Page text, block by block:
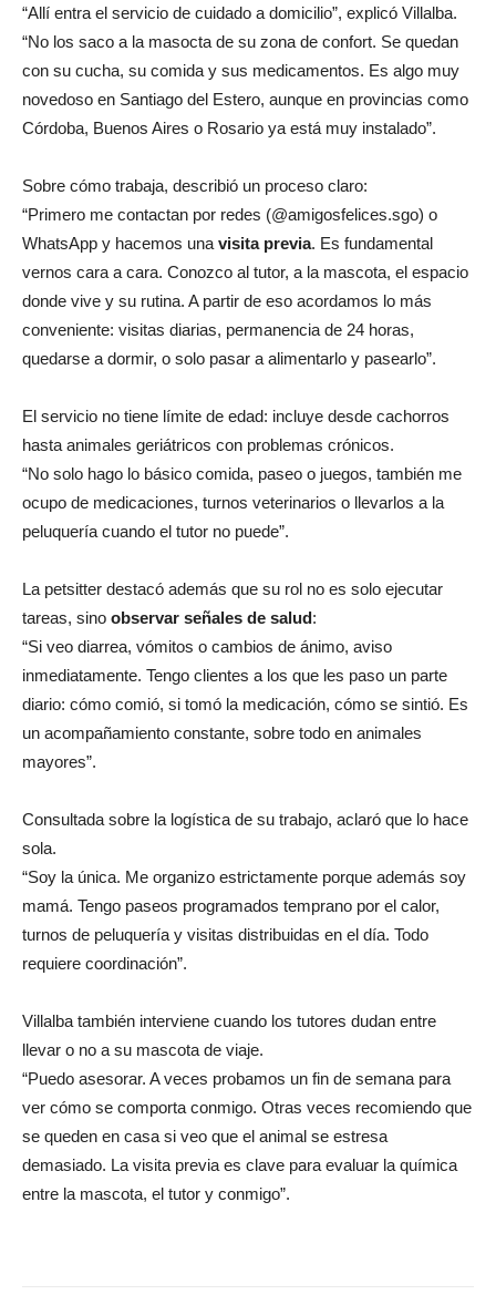
“Allí entra el servicio de cuidado a domicilio”, explicó Villalba.
“No los saco a la masocta de su zona de confort. Se quedan
con su cucha, su comida y sus medicamentos. Es algo muy
novedoso en Santiago del Estero, aunque en provincias como
Córdoba, Buenos Aires o Rosario ya está muy instalado”.
Sobre cómo trabaja, describió un proceso claro:
“Primero me contactan por redes (@amigosfelices.sgo) o
WhatsApp y hacemos una visita previa. Es fundamental
vernos cara a cara. Conozco al tutor, a la mascota, el espacio
donde vive y su rutina. A partir de eso acordamos lo más
conveniente: visitas diarias, permanencia de 24 horas,
quedarse a dormir, o solo pasar a alimentarlo y pasearlo”.
El servicio no tiene límite de edad: incluye desde cachorros
hasta animales geriátricos con problemas crónicos.
“No solo hago lo básico comida, paseo o juegos, también me
ocupo de medicaciones, turnos veterinarios o llevarlos a la
peluquería cuando el tutor no puede”.
La petsitter destacó además que su rol no es solo ejecutar
tareas, sino observar señales de salud:
“Si veo diarrea, vómitos o cambios de ánimo, aviso
inmediatamente. Tengo clientes a los que les paso un parte
diario: cómo comió, si tomó la medicación, cómo se sintió. Es
un acompañamiento constante, sobre todo en animales
mayores”.
Consultada sobre la logística de su trabajo, aclaró que lo hace
sola.
“Soy la única. Me organizo estrictamente porque además soy
mamá. Tengo paseos programados temprano por el calor,
turnos de peluquería y visitas distribuidas en el día. Todo
requiere coordinación”.
Villalba también interviene cuando los tutores dudan entre
llevar o no a su mascota de viaje.
“Puedo asesorar. A veces probamos un fin de semana para
ver cómo se comporta conmigo. Otras veces recomiendo que
se queden en casa si veo que el animal se estresa
demasiado. La visita previa es clave para evaluar la química
entre la mascota, el tutor y conmigo”.